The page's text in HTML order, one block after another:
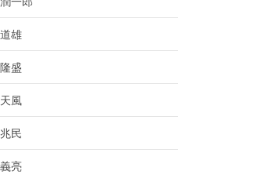
雄
盛
風
民
亮